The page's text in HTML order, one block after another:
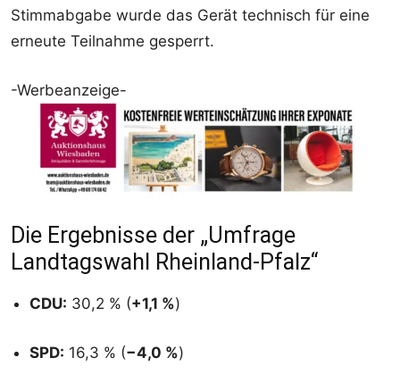
Stimmabgabe wurde das Gerät technisch für eine
erneute Teilnahme gesperrt.
-Werbeanzeige-
Die Ergebnisse der „Umfrage
Landtagswahl Rheinland-Pfalz“
CDU: 30,2 % (+1,1 %)
SPD: 16,3 % (−4,0 %)